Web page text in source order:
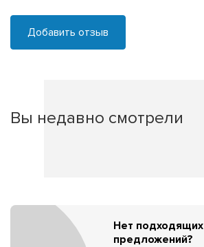
Добавить отзыв
Вы недавно смотрели
Нет подходящих
предложений?